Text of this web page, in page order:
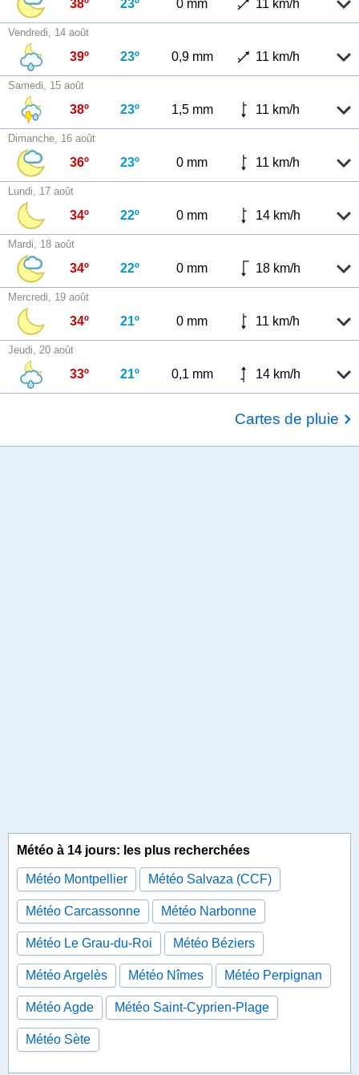
38º 23º 0 mm 11 km/h
Vendredi, 14 août
39º 23º 0,9 mm 11 km/h
Samedi, 15 août
38º 23º 1,5 mm 11 km/h
Dimanche, 16 août
36º 23º 0 mm 11 km/h
Lundi, 17 août
34º 22º 0 mm 14 km/h
Mardi, 18 août
34º 22º 0 mm 18 km/h
Mercredi, 19 août
34º 21º 0 mm 11 km/h
Jeudi, 20 août
33º 21º 0,1 mm 14 km/h
Cartes de pluie
Météo à 14 jours: les plus recherchées
Météo Montpellier Météo Salvaza (CCF)
Météo Carcassonne Météo Narbonne
Météo Le Grau-du-Roi Météo Béziers
Météo Argelès Météo Nîmes Météo Perpignan
Météo Agde Météo Saint-Cyprien-Plage
Météo Sète